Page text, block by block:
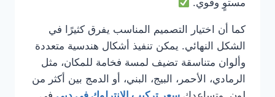
مستوٍ وقوي.
كما أن اختيار التصميم المناسب يفرق كثيرًا في
الشكل النهائي. يمكن تنفيذ أشكال هندسية متعددة
وألوان متناسقة تضيف لمسة فخامة للمكان، مثل
الرمادي، الأحمر، البيج، البني، أو الدمج بين أكثر من